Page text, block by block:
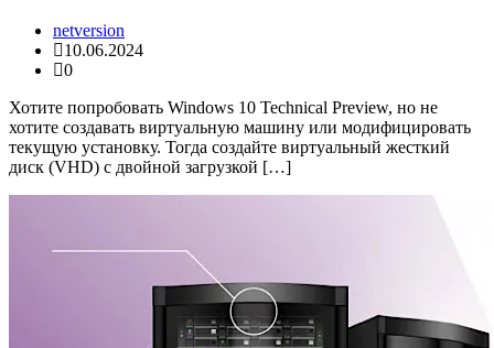
netversion
10.06.2024
0
Хотите попробовать Windows 10 Technical Preview, но не
хотите создавать виртуальную машину или модифицировать
текущую установку. Тогда создайте виртуальный жесткий
диск (VHD) с двойной загрузкой […]